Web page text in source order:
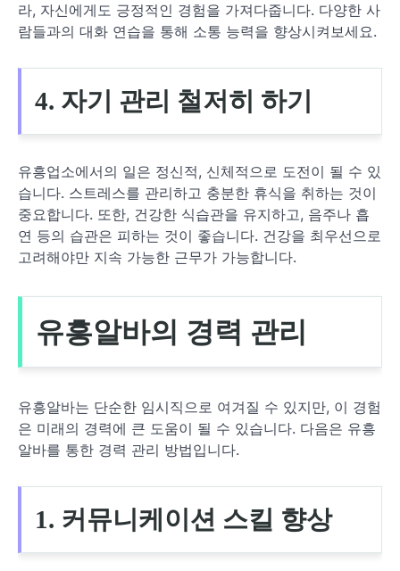
라, 자신에게도 긍정적인 경험을 가져다줍니다. 다양한 사
람들과의 대화 연습을 통해 소통 능력을 향상시켜보세요.
4. 자기 관리 철저히 하기
유흥업소에서의 일은 정신적, 신체적으로 도전이 될 수 있
습니다. 스트레스를 관리하고 충분한 휴식을 취하는 것이
중요합니다. 또한, 건강한 식습관을 유지하고, 음주나 흡
연 등의 습관은 피하는 것이 좋습니다. 건강을 최우선으로
고려해야만 지속 가능한 근무가 가능합니다.
유흥알바의 경력 관리
유흥알바는 단순한 임시직으로 여겨질 수 있지만, 이 경험
은 미래의 경력에 큰 도움이 될 수 있습니다. 다음은 유흥
알바를 통한 경력 관리 방법입니다.
1. 커뮤니케이션 스킬 향상